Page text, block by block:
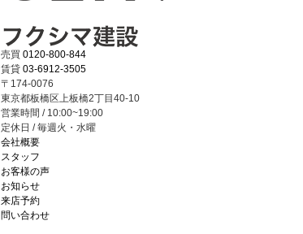
売買 0120-800-844
賃貸 03-6912-3505
〒174-0076
東京都板橋区上板橋2丁目40-10
営業時間 / 10:00~19:00
定休日 / 毎週火・水曜
会社概要
スタッフ
お客様の声
お知らせ
来店予約
問い合わせ